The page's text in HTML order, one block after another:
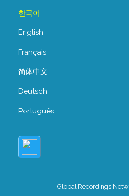
한국어
English
Français
简体中文
Deutsch
Português
Global Recordings